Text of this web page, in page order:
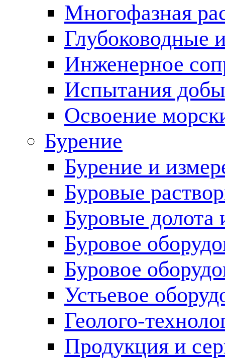
Многофазная
Глубоководные
Инженерное
Испытания
Освоение
Бурение
Бурение и
Буровые
Буровые долота
Буровое
Буровое
Устьевое
Геолого-
Продукция и